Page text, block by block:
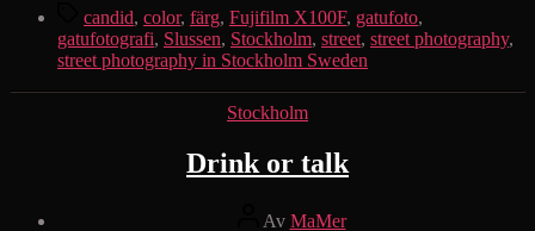
Etiketter
candid, color, färg, Fujifilm X100F, gatufoto,
gatufotografi, Slussen, Stockholm, street, street photography,
street photography in Stockholm Sweden
Kategorier
Stockholm
Drink or talk
Inläggsförfattare
Av MaMer